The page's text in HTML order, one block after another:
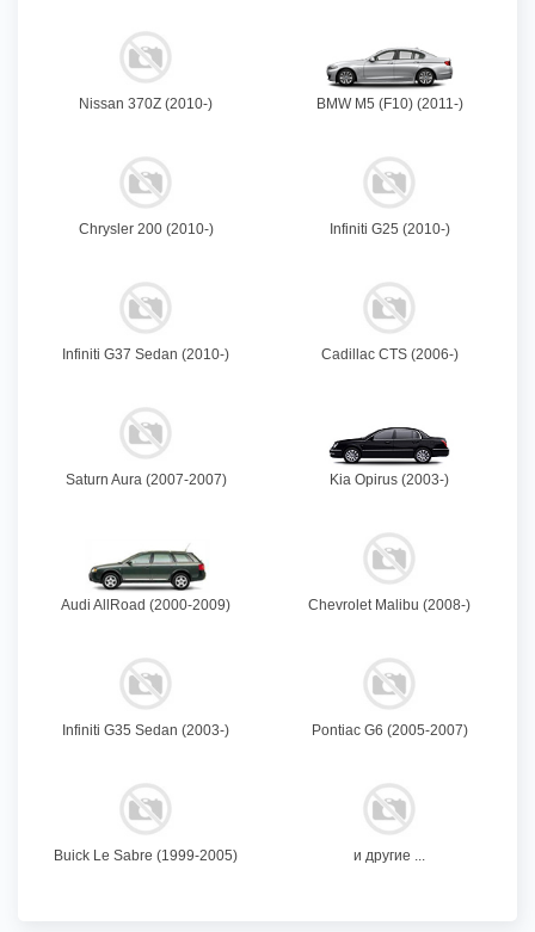
Nissan 370Z (2010-) BMW M5 (F10) (2011-)
Chrysler 200 (2010-) Infiniti G25 (2010-)
Infiniti G37 Sedan (2010-) Cadillac CTS (2006-)
Saturn Aura (2007-2007) Kia Opirus (2003-)
Audi AllRoad (2000-2009) Chevrolet Malibu (2008-)
Infiniti G35 Sedan (2003-) Pontiac G6 (2005-2007)
Buick Le Sabre (1999-2005) и другие ...